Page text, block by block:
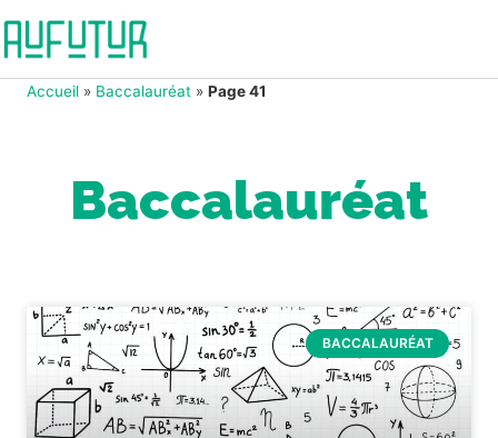
Accueil » Baccalauréat » Page 41
Baccalauréat
BACCALAURÉAT